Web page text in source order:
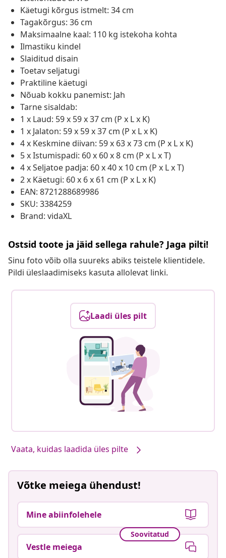
Käetugi kõrgus istmelt: 34 cm
Tagakõrgus: 36 cm
Maksimaalne kaal: 110 kg istekoha kohta
Ilmastiku kindel
Slaiditud disain
Toetav seljatugi
Praktiline käetugi
Nõuab kokku panemist: Jah
Tarne sisaldab:
1 x Laud: 59 x 59 x 37 cm (P x L x K)
1 x Jalaton: 59 x 59 x 37 cm (P x L x K)
4 x Keskmine diivan: 59 x 63 x 73 cm (P x L x K)
5 x Istumispadi: 60 x 60 x 8 cm (P x L x T)
4 x Seljatoe padja: 60 x 40 x 10 cm (P x L x T)
2 x Käetugi: 60 x 6 x 61 cm (P x L x K)
EAN: 8721288689986
SKU: 3384259
Brand: vidaXL
Ostsid toote ja jäid sellega rahule? Jaga pilti!
Sinu foto võib olla suureks abiks teistele klientidele.
Pildi üleslaadimiseks kasuta allolevat linki.
Laadi üles pilt
Vaata, kuidas laadida üles pilte
Võtke meiega ühendust!
Mine abiinfolehele
Soovitatud
Vestle meiega